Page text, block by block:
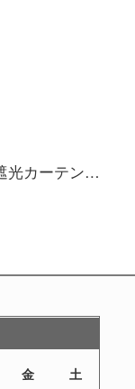
二重の遮光カーテンを厚くしてください。リビングルームの窓から窓を揺らし、窓からの熱を遮断し、窓の遮光カーテンを柔らかくします。半遮光ブラウンカレーのダブルルームGPR 104 Bの価格は1平方メートルの単価です。1平方メートル未満は1平方メートルで計算します。
金 土